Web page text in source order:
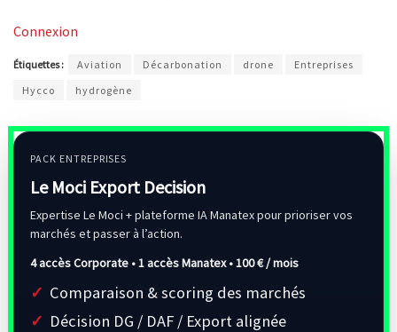
Connexion
Étiquettes : Aviation Décarbonation drone
Entreprises
Hycco
hydrogène
PACK ENTREPRISES
Le Moci Export Decision
Expertise Le Moci + plateforme IA Manatex pour prioriser vos
marchés et passer à l’action.
4 accès Corporate • 1 accès Manatex •100 € / mois
Comparaison & scoring des marchés
Décision DG / DAF / Export alignée